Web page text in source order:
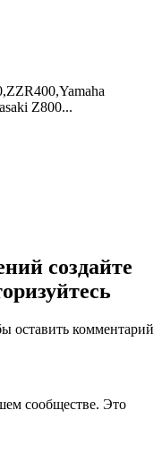
Z800...
создайте
оставить комментарий
сообществе. Это